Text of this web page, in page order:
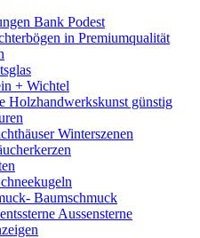
Bank Podest
in Premiumqualität
+ Wichtel
Holzhandwerkskunst günstig
Winterszenen
Baumschmuck
Aussensterne